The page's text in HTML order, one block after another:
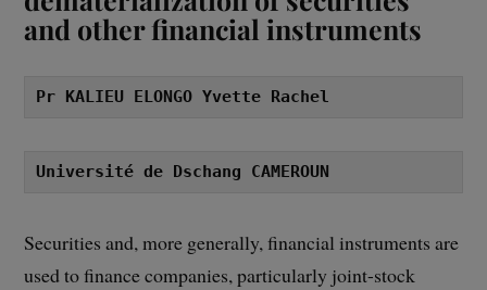
and other financial instruments
Pr KALIEU ELONGO Yvette Rachel
Université de Dschang CAMEROUN
Securities and, more generally, financial instruments are
used to finance companies, particularly joint-stock